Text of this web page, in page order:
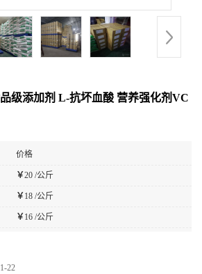
级添加剂 L-抗坏血酸 营养强化剂VC
价格
￥20 /公斤
￥ 18 /公斤
￥ 16 /公斤
22